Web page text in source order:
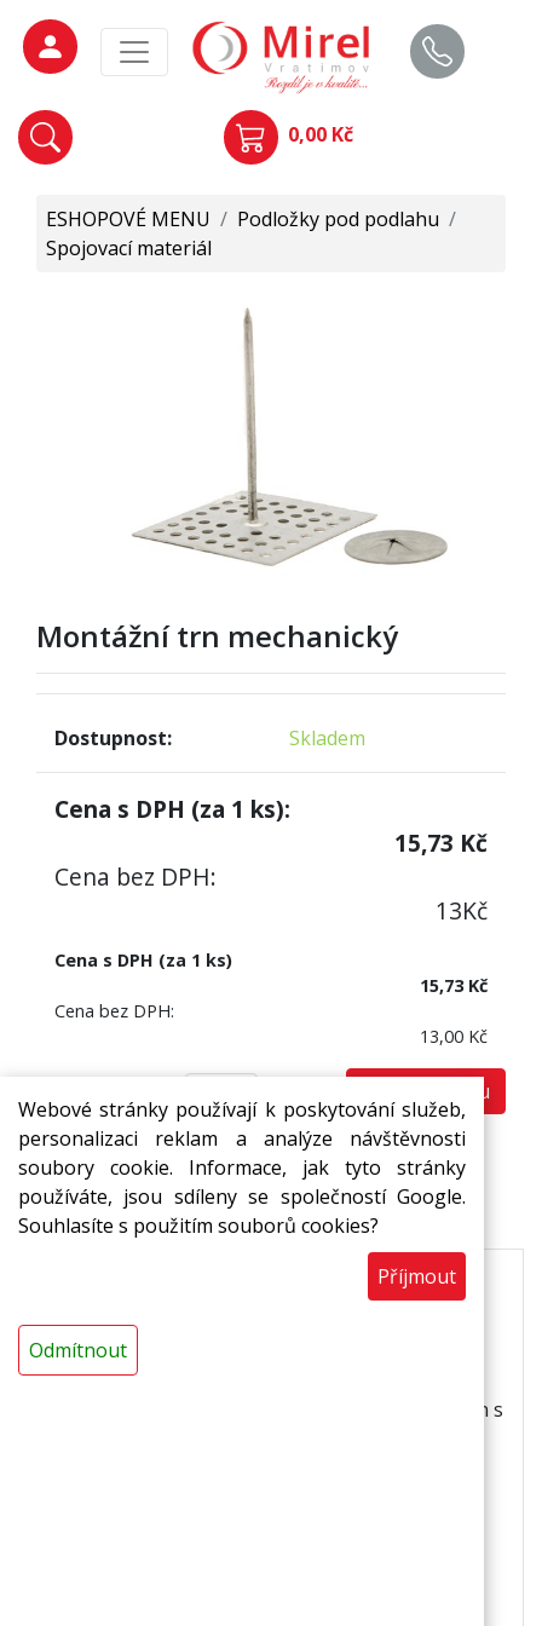
Webové stránky používají k poskytování služeb,
personalizaci reklam a analýze návštěvnosti
soubory cookie. Informace, jak tyto stránky
používáte, jsou sdíleny se společností Google.
Souhlasíte s použitím souborů cookies?
Příjmout
Odmítnout
0,00 Kč
ESHOPOVÉ MENU / Podložky pod podlahu /
Spojovací materiál
Montážní trn mechanický
Dostupnost: Skladem
Cena s DPH (za 1 ks):
15,73 Kč
Cena bez DPH:
13Kč
Cena s DPH (za 1 ks)
15,73 Kč
Cena bez DPH:
13,00 Kč
Do košíku
Popis
* uchycení desek o tloušťce 25 mm a více * na
stropy a svislé stěny * kovový trn se samolepicím
uchycením - na tvrdé a hladké plochy * kovový trn s